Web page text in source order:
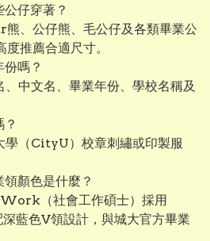
仔穿著？
、公仔熊、毛公仔及各類畢業公
推薦合適尺寸。
嗎？
中文名、畢業年份、學校名稱及
學（CityU）校章刺繡或印製服
顏色是什麼？
（社會工作碩士）採用
藍色V領設計，與城大官方畢業